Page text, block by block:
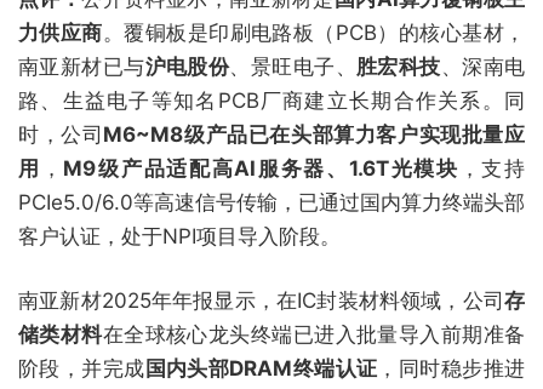
力供应商。覆铜板是印刷电路板（PCB）的核心基材，
南亚新材已与沪电股份、景旺电子、 胜宏科技、深南电
路、生益电子等知名PCB厂商建立长期合作关系。同
时，公司 M6~M8级产品已在头部算力客户实现批量应
用 ， M9级产品适配高AI服务器、1.6T光模块 ，支持
PCIe5.0/6.0等高速信号传输，已通过国内算力终端头部
客户认证，处于NPI项目导入阶段。
南亚新材2025年年报显示，在IC封装材料领域，公司 存
储类材料在全球核心龙头终端已进入批量导入前期准备
阶段，并完成 国内头部DRAM终端认证 ，同时稳步推进